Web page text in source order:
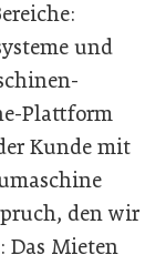
und
Plattform
Kunde mit
den wir
Das Mieten